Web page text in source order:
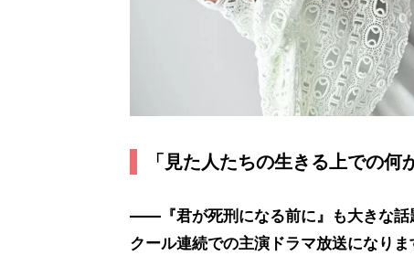
「見た人たちの生きる上での何
――『君が死刑になる前に』も大きな話
クール連続での主演ドラマ放送になり